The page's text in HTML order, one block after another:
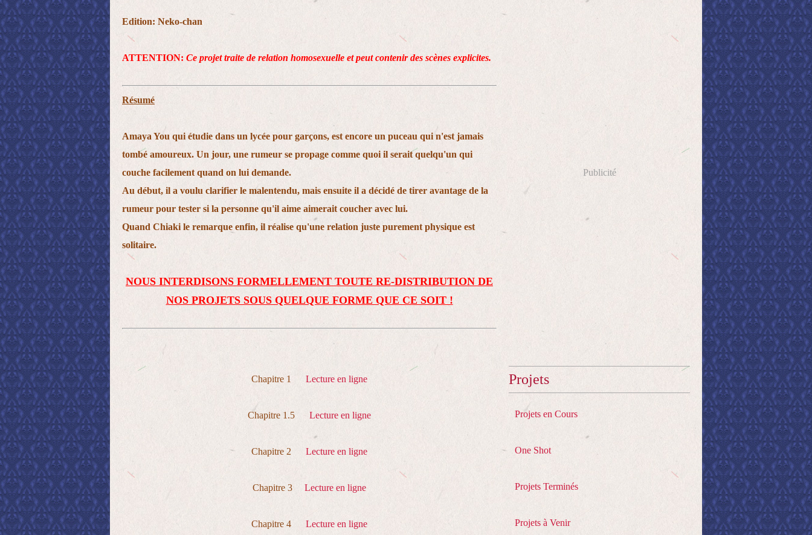
Edition: Neko-chan
ATTENTION: Ce projet traite de relation homosexuelle et peut contenir des scènes explicites.
Résumé
Amaya You qui étudie dans un lycée pour garçons, est encore un puceau qui n'est jamais
tombé amoureux. Un jour, une rumeur se propage comme quoi il serait quelqu'un qui
couche facilement quand on lui demande.
Au début, il a voulu clarifier le malentendu, mais ensuite il a décidé de tirer avantage de la
rumeur pour tester si la personne qu'il aime aimerait coucher avec lui.
Quand Chiaki le remarque enfin, il réalise qu'une relation juste purement physique est
solitaire.
NOUS INTERDISONS FORMELLEMENT TOUTE RE-DISTRIBUTION DE
NOS PROJETS SOUS QUELQUE FORME QUE CE SOIT !
Chapitre 1 Lecture en ligne
Chapitre 1.5 Lecture en ligne
Chapitre 2 Lecture en ligne
Chapitre 3 Lecture en ligne
Chapitre 4 Lecture en ligne
Publicité
Projets
Projets en Cours
One Shot
Projets Terminés
Projets à Venir